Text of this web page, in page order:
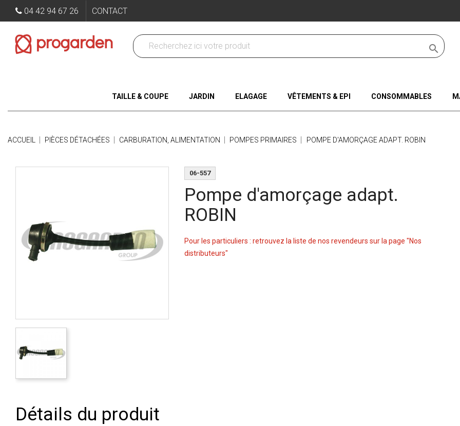
04 42 94 67 26 CONTACT

TAILLE & COUPE JARDIN ELAGAGE VÊTEMENTS & EPI CONSOMMABLES
ACCUEIL PIÈCES DÉTACHÉES CARBURATION, ALIMENTATION POMPES PRIMAIRES POMPE D'AMORÇAGE ADAPT. ROBIN
06-557
Pompe d'amorçage adapt.
ROBIN
Pour les particuliers : retrouvez la liste de nos revendeurs sur la page "Nos
distributeurs"
Détails du produit